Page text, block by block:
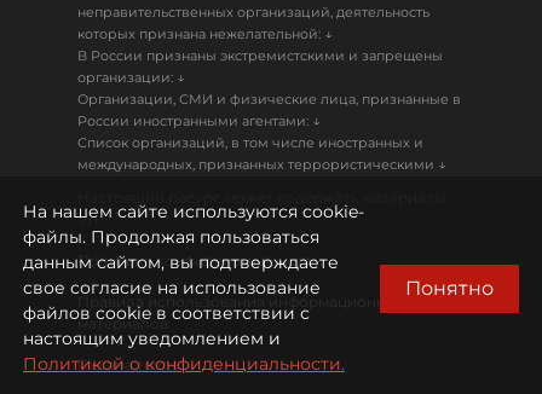
неправительственных организаций, деятельность
которых признана нежелательной: ↓
В России признаны экстремистскими и запрещены
организации: ↓
Организации, СМИ и физические лица, признанные в
России иностранными агентами: ↓
Список организаций, в том числе иностранных и
международных, признанных террористическими ↓
18+
Политика конфиденциальности
Правила использования информационных
материалов
Охрана труда
На нашем сайте используются cookie-
файлы. Продолжая пользоваться
данным сайтом, вы подтверждаете
свое согласие на использование
файлов cookie в соответствии с
настоящим уведомлением и
Политикой о конфиденциальности.
Понятно